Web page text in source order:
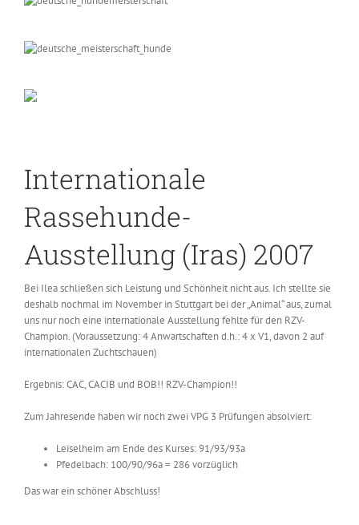
Internationale
Rassehunde-
Ausstellung (Iras) 2007
Bei Ilea schließen sich Leistung und Schönheit nicht aus. Ich stellte sie
deshalb nochmal im November in Stuttgart bei der „Animal“ aus, zumal
uns nur noch eine internationale Ausstellung fehlte für den RZV-
Champion. (Voraussetzung: 4 Anwartschaften d.h.: 4 x V1, davon 2 auf
internationalen Zuchtschauen)
Ergebnis: CAC, CACIB und BOB!! RZV-Champion!!
Zum Jahresende haben wir noch zwei VPG 3 Prüfungen absolviert:
Leiselheim am Ende des Kurses: 91/93/93a
Pfedelbach: 100/90/96a = 286 vorzüglich
Das war ein schöner Abschluss!